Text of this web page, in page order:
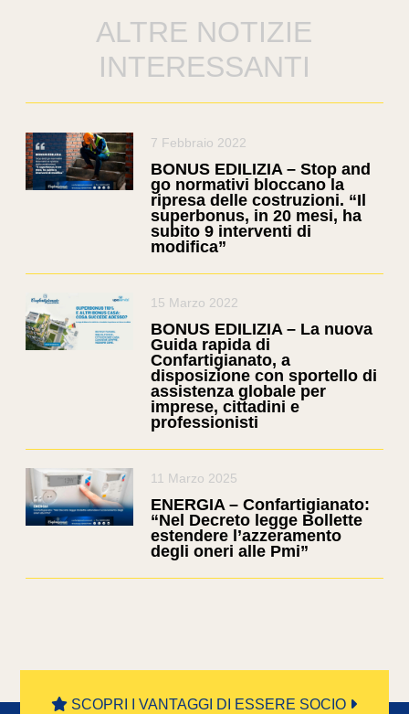
ALTRE NOTIZIE
INTERESSANTI
7 Febbraio 2022
BONUS EDILIZIA – Stop and
go normativi bloccano la
ripresa delle costruzioni. “Il
superbonus, in 20 mesi, ha
subito 9 interventi di
modifica”
15 Marzo 2022
BONUS EDILIZIA – La nuova
Guida rapida di
Confartigianato, a
disposizione con sportello di
assistenza globale per
imprese, cittadini e
professionisti
11 Marzo 2025
ENERGIA – Confartigianato:
“Nel Decreto legge Bollette
estendere l’azzeramento
degli oneri alle Pmi”
SCOPRI I VANTAGGI DI ESSERE SOCIO